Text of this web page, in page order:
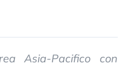
Asia-Pacifico con